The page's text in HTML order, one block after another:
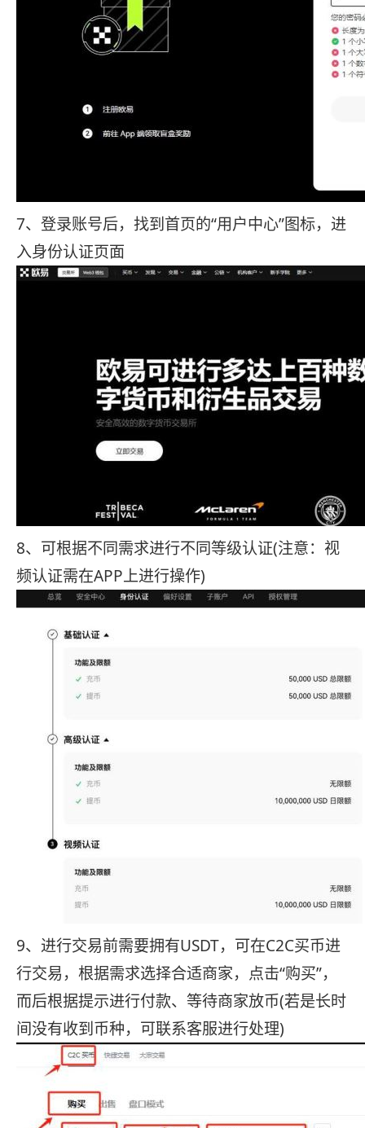
7、登录账号后，找到首页的“用户中心”图标，进
入身份认证页面
8、可根据不同需求进行不同等级认证(注意：视
频认证需在APP上进行操作)
9、进行交易前需要拥有USDT，可在C2C买币进
行交易，根据需求选择合适商家，点击“购买”，
而后根据提示进行付款、等待商家放币(若是长时
间没有收到币种，可联系客服进行处理)